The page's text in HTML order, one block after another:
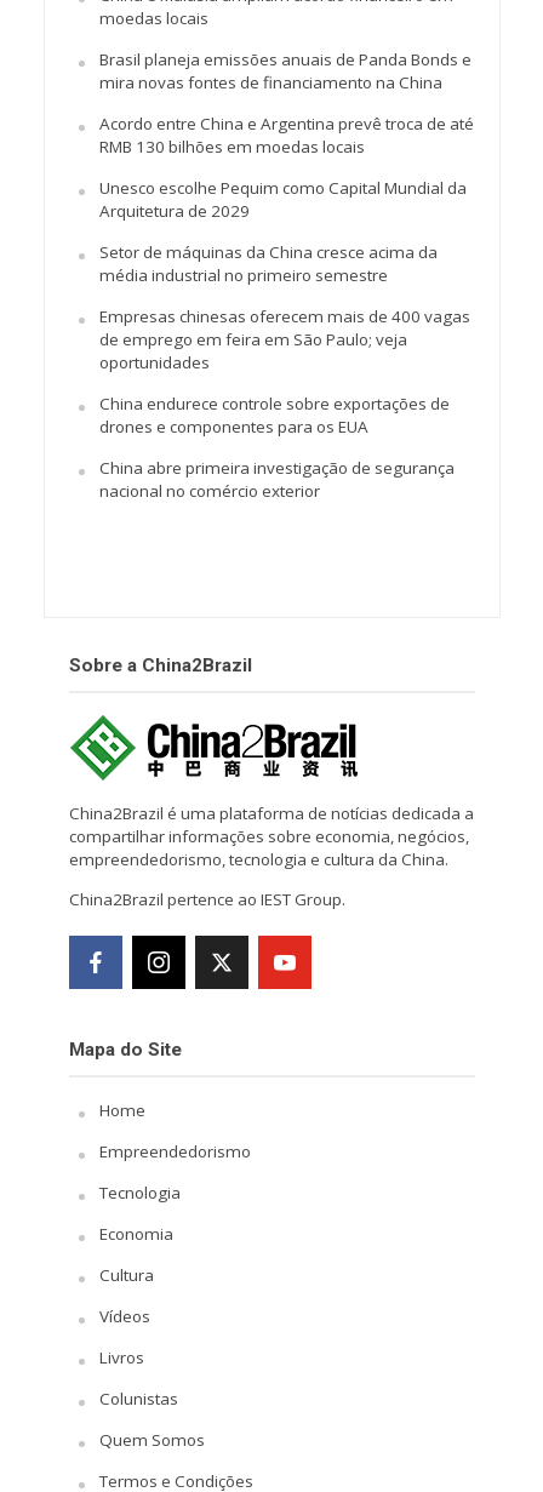
moedas locais
Brasil planeja emissões anuais de Panda Bonds e
mira novas fontes de financiamento na China
Acordo entre China e Argentina prevê troca de até
RMB 130 bilhões em moedas locais
Unesco escolhe Pequim como Capital Mundial da
Arquitetura de 2029
Setor de máquinas da China cresce acima da
média industrial no primeiro semestre
Empresas chinesas oferecem mais de 400 vagas
de emprego em feira em São Paulo; veja
oportunidades
China endurece controle sobre exportações de
drones e componentes para os EUA
China abre primeira investigação de segurança
nacional no comércio exterior
Sobre a China2Brazil
China2Brazil é uma plataforma de notícias dedicada a
compartilhar informações sobre economia, negócios,
empreendedorismo, tecnologia e cultura da China.
China2Brazil pertence ao IEST Group.
Mapa do Site
Home
Empreendedorismo
Tecnologia
Economia
Cultura
Vídeos
Livros
Colunistas
Quem Somos
Termos e Condições